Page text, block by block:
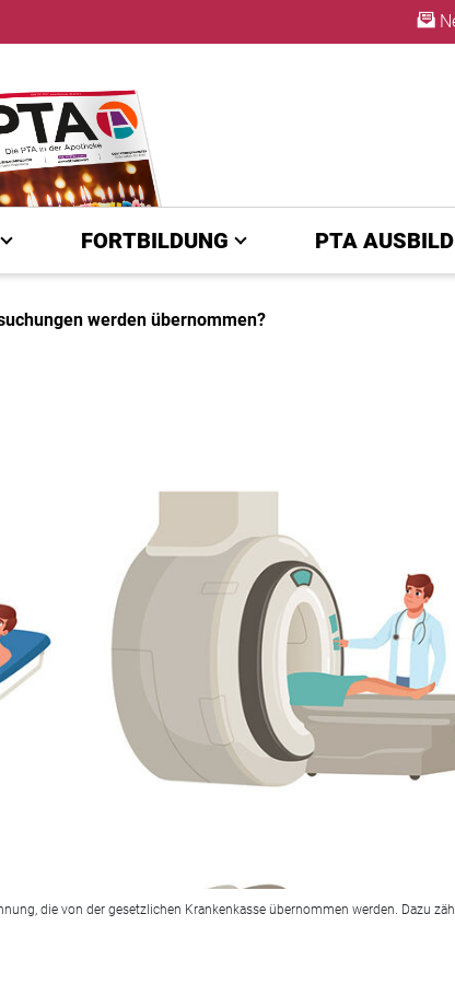
FORTBILDUNG PTA
werden übernommen?
die von der gesetzlichen Krankenkasse übernommen werden. Dazu